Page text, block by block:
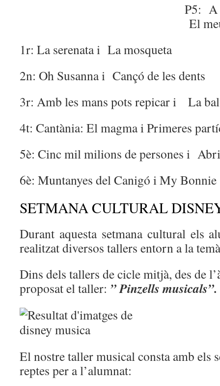
P5: A
El
1r: La serenata i La mosqueta
2n: Oh Susanna i Cançó de les dents
3r: Amb les mans pots repicar i La
4t: Cantània: El magma i Primeres
5è: Cinc mil milions de persones i
6è: Muntanyes del Canigó i My Bonnie
SETMANA CULTURAL
Durant aquesta setmana cultural els
realitzat diversos tallers entorn a la
Dins dels tallers de cicle mitjà, des de
proposat el taller: ” Pinzells musicals”.
El nostre taller musical consta amb els
reptes per a l’alumnat: